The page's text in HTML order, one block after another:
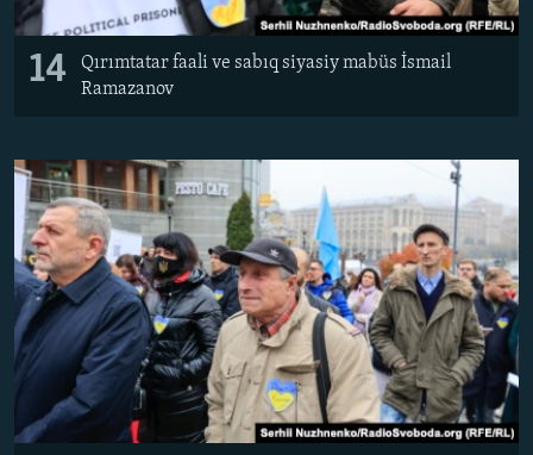
14
Qırımtatar faali ve sabıq siyasiy mabüs İsmail
Ramazanov